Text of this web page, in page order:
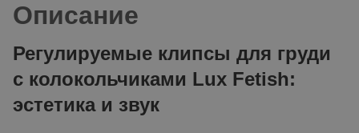
Описание
Регулируемые клипсы для груди
с колокольчиками Lux Fetish:
эстетика и звук